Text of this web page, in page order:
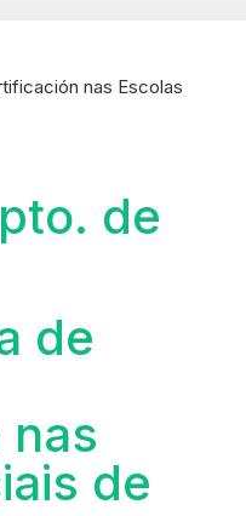
nas Escolas
de
de
de